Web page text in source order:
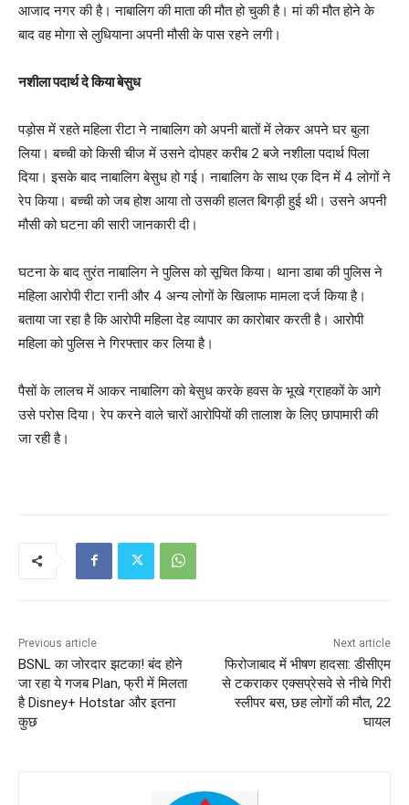
आजाद नगर की है। नाबालिग की माता की मौत हो चुकी है। मां की मौत होने के
बाद वह मोगा से लुधियाना अपनी मौसी के पास रहने लगी।
नशीला पदार्थ दे किया बेसुध
पड़ोस में रहते महिला रीटा ने नाबालिग को अपनी बातों में लेकर अपने घर बुला
लिया। बच्ची को किसी चीज में उसने दोपहर करीब 2 बजे नशीला पदार्थ पिला
दिया। इसके बाद नाबालिग बेसुध हो गई। नाबालिग के साथ एक दिन में 4 लोगों ने
रेप किया। बच्ची को जब होश आया तो उसकी हालत बिगड़ी हुई थी। उसने अपनी
मौसी को घटना की सारी जानकारी दी।
घटना के बाद तुरंत नाबालिग ने पुलिस को सूचित किया। थाना डाबा की पुलिस ने
महिला आरोपी रीटा रानी और 4 अन्य लोगों के खिलाफ मामला दर्ज किया है।
बताया जा रहा है कि आरोपी महिला देह व्यापार का कारोबार करती है। आरोपी
महिला को पुलिस ने गिरफ्तार कर लिया है।
पैसों के लालच में आकर नाबालिग को बेसुध करके हवस के भूखे ग्राहकों के आगे
उसे परोस दिया। रेप करने वाले चारों आरोपियों की तालाश के लिए छापामारी की
जा रही है।
Previous article
BSNL का जोरदार झटका! बंद होने
जा रहा ये गजब Plan, फ्री में मिलता
है Disney+ Hotstar और इतना
कुछ
Next article
फिरोजाबाद में भीषण हादसा: डीसीएम
से टकराकर एक्सप्रेसवे से नीचे गिरी
स्लीपर बस, छह लोगों की मौत, 22
घायल